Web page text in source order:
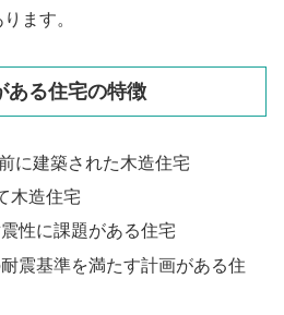
ます。
ある住宅の特徴
に建築された木造住宅
木造住宅
性に課題がある住宅
震基準を満たす計画がある住